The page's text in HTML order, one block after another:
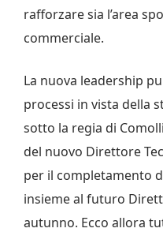
rafforzare sia l’area
commerciale.
La nuova leadership
processi in vista della
sotto la regia di
del nuovo Direttore
per il completamento
insieme al futuro
autunno. Ecco allora